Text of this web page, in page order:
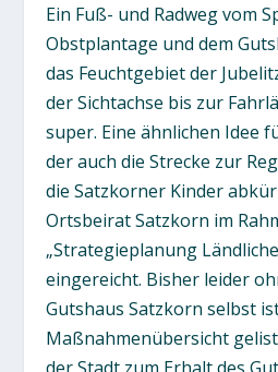
Ein Fuß- und Radweg vom
Obstplantage und dem
das Feuchtgebiet der
der Sichtachse bis zur
super. Eine ähnlichen Idee
der auch die Strecke zur
die Satzkorner Kinder
Ortsbeirat Satzkorn im
„Strategieplanung
eingereicht. Bisher leider
Gutshaus Satzkorn selbst
Maßnahmenübersicht